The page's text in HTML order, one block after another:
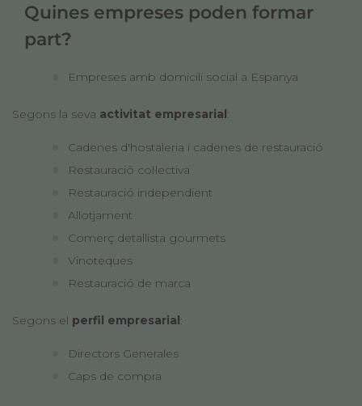
Quines empreses poden formar
part?
Empreses amb domicili social a Espanya
Segons la seva activitat empresarial:
Cadenes d'hostaleria i cadenes de restauració
Restauració col·lectiva
Restauració independient
Allotjament
Comerç detallista gourmets
Vinoteques
Restauració de marca
Segons el perfil empresarial:
Directors Generales
Caps de compra